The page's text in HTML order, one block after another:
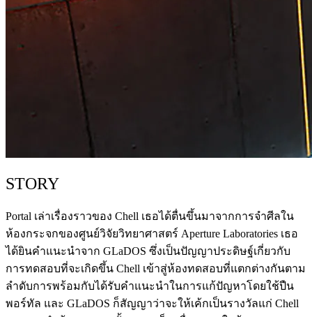
STORY
Portal เล่าเรื่องราวของ Chell เธอได้ตื่นขึ้นมาจากการจำศีลใน
ห้องกระจกของศูนย์วิจัยวิทยาศาสตร์ Aperture Laboratories เธอ
ได้ยินคำแนะนำจาก GLaDOS ซึ่งเป็นปัญญาประดิษฐ์เกี่ยวกับ
การทดสอบที่จะเกิดขึ้น Chell เข้าสู่ห้องทดสอบที่แตกต่างกันตาม
ลำดับการพร้อมกับได้รับคำแนะนำในการแก้ปัญหาโดยใช้ปืน
พอร์ทัล และ GLaDOS ก็สัญญาว่าจะให้เค้กเป็นรางวัลแก่ Chell